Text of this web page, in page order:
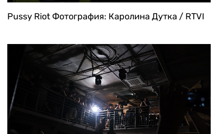
Pussy Riot Фотография: Каролина Дутка / RTVI